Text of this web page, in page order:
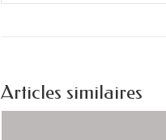
Articles similaires